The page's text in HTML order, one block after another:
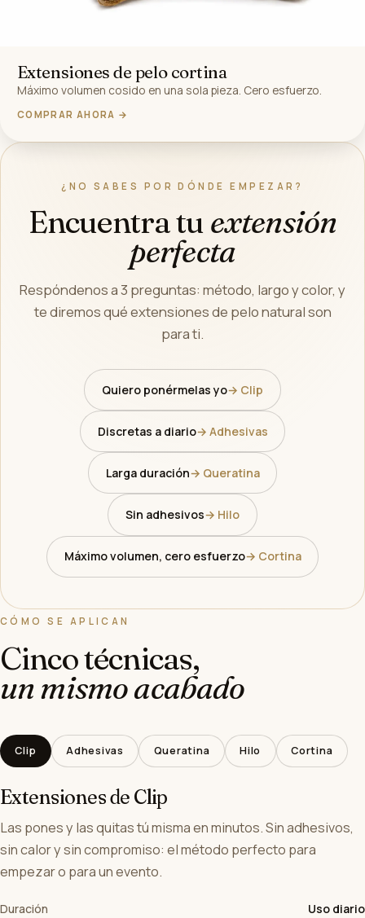
Extensiones de pelo cortina
Máximo volumen cosido en una sola pieza. Cero esfuerzo.
COMPRAR AHORA →
¿NO SABES POR DÓNDE EMPEZAR?
Encuentra tu extensión
perfecta
Respóndenos a 3 preguntas: método, largo y color, y
te diremos qué extensiones de pelo natural son
para ti.
Quiero ponérmelas yo→ Clip
Discretas a diario→ Adhesivas
Larga duración→ Queratina
Sin adhesivos→ Hilo
Máximo volumen, cero esfuerzo→ Cortina
CÓMO SE APLICAN
Cinco técnicas,
un mismo acabado
Clip Adhesivas Queratina Hilo Cortina
Extensiones de Clip
Las pones y las quitas tú misma en minutos. Sin adhesivos,
sin calor y sin compromiso: el método perfecto para
empezar o para un evento.
Duración Uso diario